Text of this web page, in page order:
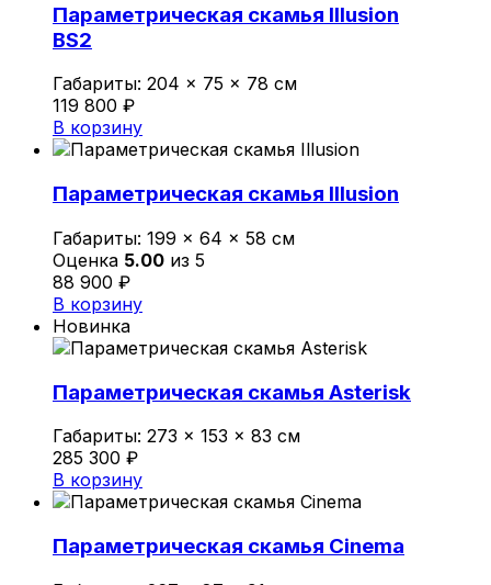
Параметрическая скамья Illusion
BS2
Габариты: 204 × 75 × 78 см
119 800 ₽
В корзину
Параметрическая скамья Illusion
Габариты: 199 × 64 × 58 см
Оценка 5.00 из 5
88 900 ₽
В корзину
Новинка
Параметрическая скамья Asterisk
Габариты: 273 × 153 × 83 см
285 300 ₽
В корзину
Параметрическая скамья Cinema